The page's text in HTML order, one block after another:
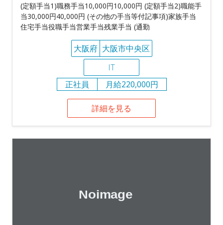
(定額手当1)職務手当10,000円10,000円 (定額手当2)職能手
当30,000円40,000円 (その他の手当等付記事項)家族手当
住宅手当役職手当営業手当残業手当 (通勤
大阪府 大阪市中央区
IT
正社員
月給220,000円
詳細を見る